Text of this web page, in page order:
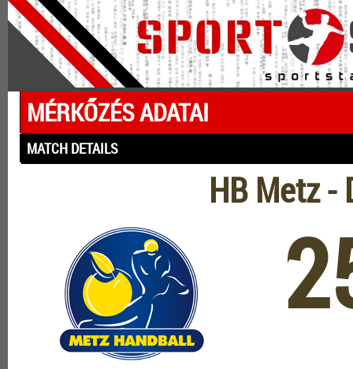
MÉRKŐZÉS ADATAI
MATCH DETAILS
HB Metz -